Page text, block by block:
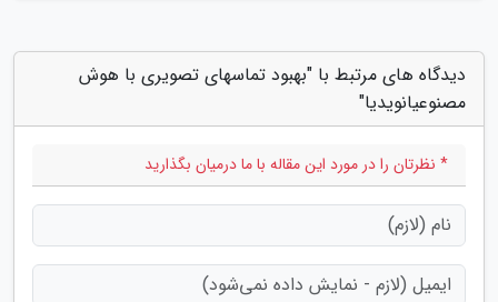
دیدگاه های مرتبط با "بهبود تماسهای تصویری با هوش
مصنوعیانویدیا"
* نظرتان را در مورد این مقاله با ما درمیان بگذارید